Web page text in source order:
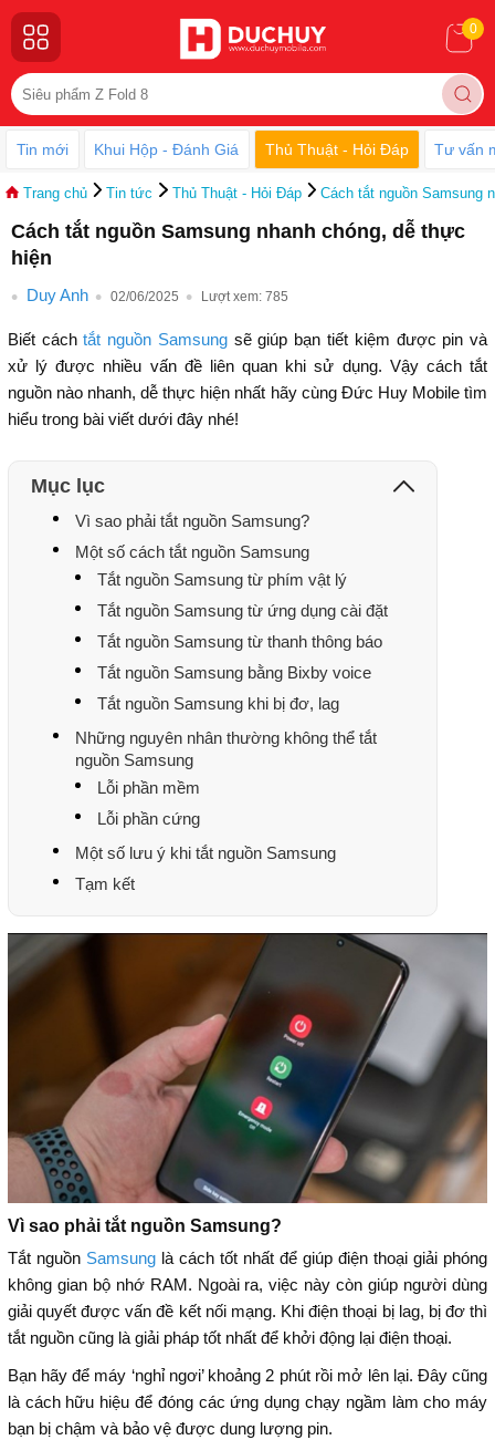
0
Tin mới Khui Hộp - Đánh Giá Thủ Thuật - Hỏi Đáp Tư vấn
Trang chủ Tin tức Thủ Thuật - Hỏi Đáp Cách tắt nguồn Samsung
Cách tắt nguồn Samsung nhanh chóng, dễ thực
hiện
Duy Anh 02/06/2025 Lượt xem: 785
Biết cáchtắt nguồn Samsungsẽ giúp bạn tiết kiệm được pin và
xử lý được nhiều vấn đề liên quan khi sử dụng. Vậy cách tắt
nguồn nào nhanh, dễ thực hiện nhất hãy cùng Đức Huy Mobile tìm
hiểu trong bài viết dưới đây nhé!
Mục lục
Vì sao phải tắt nguồn Samsung?
Một số cách tắt nguồn Samsung
Tắt nguồn Samsung từ phím vật lý
Tắt nguồn Samsung từ ứng dụng cài đặt
Tắt nguồn Samsung từ thanh thông báo
Tắt nguồn Samsung bằng Bixby voice
Tắt nguồn Samsung khi bị đơ, lag
Những nguyên nhân thường không thể tắt
nguồn Samsung
Lỗi phần mềm
Lỗi phần cứng
Một số lưu ý khi tắt nguồn Samsung
Tạm kết
Vì sao phải tắt nguồn Samsung?
Tắt nguồn Samsunglà cách tốt nhất để giúp điện thoại giải phóng
không gian bộ nhớ RAM. Ngoài ra, việc này còn giúp người dùng
giải quyết được vấn đề kết nối mạng. Khi điện thoại bị lag, bị đơ thì
tắt nguồn cũng là giải pháp tốt nhất để khởi động lại điện thoại.
Bạn hãy để máy ‘nghỉ ngơi’ khoảng 2 phút rồi mở lên lại. Đây cũng
là cách hữu hiệu để đóng các ứng dụng chạy ngầm làm cho máy
bạn bị chậm và bảo vệ được dung lượng pin.